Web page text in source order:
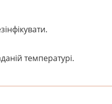
температурі.
хто напише відгук.